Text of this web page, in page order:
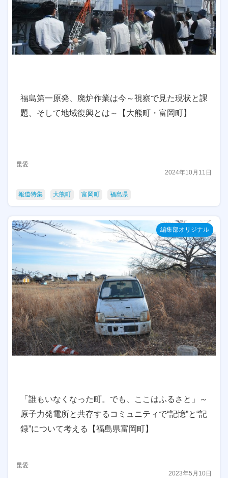
福島第一原発、廃炉作業は今～視察で見た現状と課
題、そして地域復興とは～【大熊町・富岡町】
昆愛
2024年10月11日
報道特集 大熊町 富岡町 福島県
編集部オリジナル
「誰もいなくなった町。でも、ここはふるさと」～
原子力発電所と共存するコミュニティで“記憶”と“記
録”について考える【福島県富岡町】
昆愛
2023年5月10日